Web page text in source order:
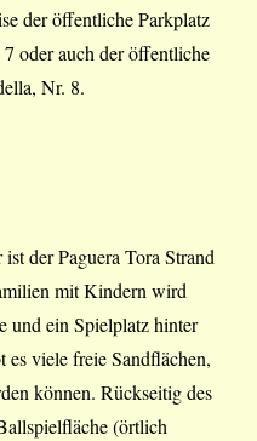
der öffentliche Parkplatz
oder auch der öffentliche
Nr. 8.
der Paguera Tora Strand
mit Kindern wird
und ein Spielplatz hinter
es viele freie Sandflächen,
können. Rückseitig des
(örtlich